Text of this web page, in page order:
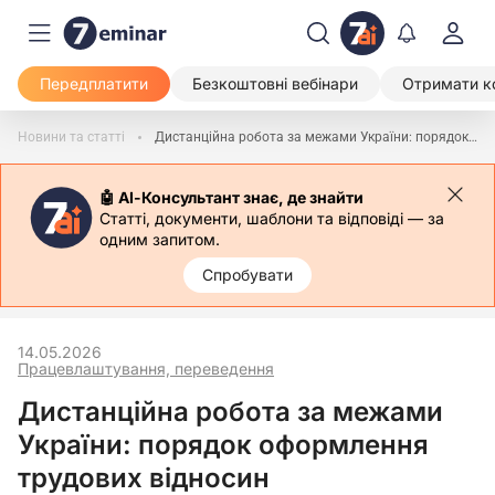
Передплатити Безкоштовні вебінари Отримати
Новини та статті Дистанційна робота за межами України: порядок оформлення трудових відносин
🤖 АІ-Консультант знає, де знайти
Статті, документи, шаблони та відповіді — за
одним запитом.
Спробувати
Працевлаштування, переведення
14.05.2026
Дистанційна робота за межами
України: порядок оформлення
трудових відносин